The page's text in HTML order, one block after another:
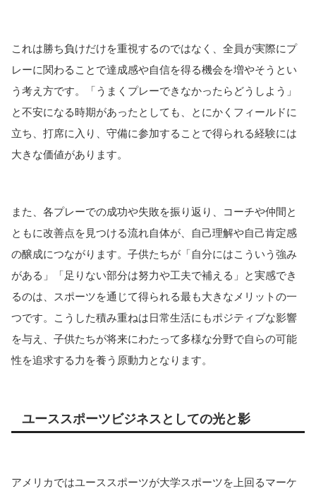
これは勝ち負けだけを重視するのではなく、全員が実際にプ
レーに関わることで達成感や自信を得る機会を増やそうとい
う考え方です。「うまくプレーできなかったらどうしよう」
と不安になる時期があったとしても、とにかくフィールドに
立ち、打席に入り、守備に参加することで得られる経験には
大きな価値があります。
また、各プレーでの成功や失敗を振り返り、コーチや仲間と
ともに改善点を見つける流れ自体が、自己理解や自己肯定感
の醸成につながります。子供たちが「自分にはこういう強み
がある」「足りない部分は努力や工夫で補える」と実感でき
るのは、スポーツを通じて得られる最も大きなメリットの一
つです。こうした積み重ねは日常生活にもポジティブな影響
を与え、子供たちが将来にわたって多様な分野で自らの可能
性を追求する力を養う原動力となります。
ユーススポーツビジネスとしての光と影
アメリカではユーススポーツが大学スポーツを上回るマーケ